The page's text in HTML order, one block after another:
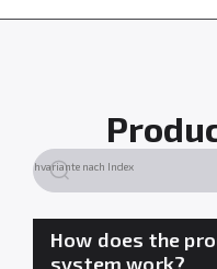
How does the
system work?